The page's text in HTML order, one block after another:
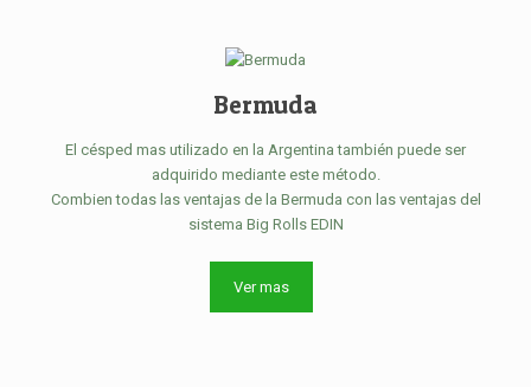
Bermuda
El césped mas utilizado en la Argentina también puede ser
adquirido mediante este método.
Combien todas las ventajas de la Bermuda con las ventajas del
sistema Big Rolls EDIN
Ver mas